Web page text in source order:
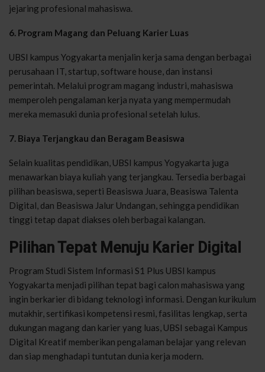
jejaring profesional mahasiswa.
6. Program Magang dan Peluang Karier Luas
UBSI kampus Yogyakarta menjalin kerja sama dengan berbagai
perusahaan IT, startup, software house, dan instansi
pemerintah. Melalui program magang industri, mahasiswa
memperoleh pengalaman kerja nyata yang mempermudah
mereka memasuki dunia profesional setelah lulus.
7. Biaya Terjangkau dan Beragam Beasiswa
Selain kualitas pendidikan, UBSI kampus Yogyakarta juga
menawarkan biaya kuliah yang terjangkau. Tersedia berbagai
pilihan beasiswa, seperti Beasiswa Juara, Beasiswa Talenta
Digital, dan Beasiswa Jalur Undangan, sehingga pendidikan
tinggi tetap dapat diakses oleh berbagai kalangan.
Pilihan Tepat Menuju Karier Digital
Program Studi Sistem Informasi S1 Plus UBSI kampus
Yogyakarta menjadi pilihan tepat bagi calon mahasiswa yang
ingin berkarier di bidang teknologi informasi. Dengan kurikulum
mutakhir, sertifikasi kompetensi resmi, fasilitas lengkap, serta
dukungan magang dan karier yang luas, UBSI sebagai Kampus
Digital Kreatif memberikan pengalaman belajar yang relevan
dan siap menghadapi tuntutan dunia kerja modern.